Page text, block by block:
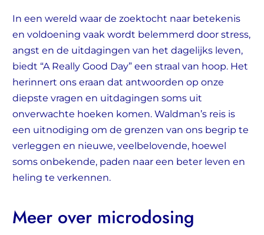
In een wereld waar de zoektocht naar betekenis
en voldoening vaak wordt belemmerd door stress,
angst en de uitdagingen van het dagelijks leven,
biedt “A Really Good Day” een straal van hoop. Het
herinnert ons eraan dat antwoorden op onze
diepste vragen en uitdagingen soms uit
onverwachte hoeken komen. Waldman’s reis is
een uitnodiging om de grenzen van ons begrip te
verleggen en nieuwe, veelbelovende, hoewel
soms onbekende, paden naar een beter leven en
heling te verkennen.
Meer over microdosing